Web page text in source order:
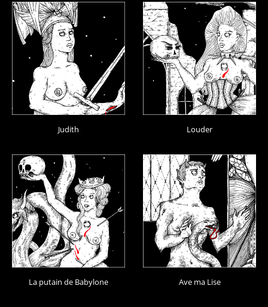
Judith Louder
La putain de Babylone Ave ma Lise